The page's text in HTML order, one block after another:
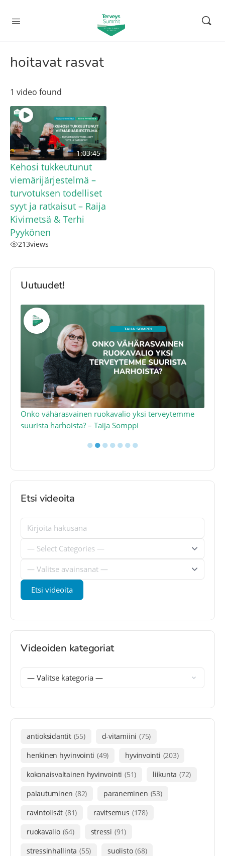
hoitavat rasvat
1 video found
1:03:45
Kehosi tukkeutunut
viemärijärjestelmä –
turvotuksen todelliset
syyt ja ratkaisut – Raija
Kivimetsä & Terhi
Pyykönen
213views
Uutuudet!
Onko vähärasvainen ruokavalio yksi terveytemme
suurista harhoista? – Taija Somppi
●●●●●●●
Etsi videoita
Videoiden kategoriat
antioksidantit (55) d-vitamiini (75)
henkinen hyvinvointi (49) hyvinvointi (203)
kokonaisvaltainen hyvinvointi (51) liikunta (72)
palautuminen (82) paraneminen (53)
ravintolisät (81) ravitsemus (178)
ruokavalio (64) stressi (91)
stressinhallinta (55) suolisto (68)